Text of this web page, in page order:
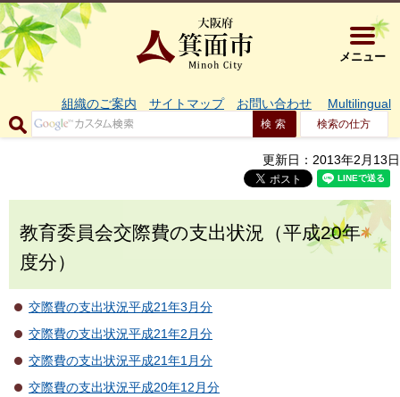
大阪府箕
メニュー
組織のご案内 サイトマップ お問い合わせ Multilingual
検索の仕方
更新日：2013年2月13日
教育委員会交際費の支出状況（平成20年
度分）
交際費の支出状況平成21年3月分
交際費の支出状況平成21年2月分
交際費の支出状況平成21年1月分
交際費の支出状況平成20年12月分